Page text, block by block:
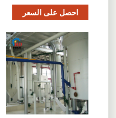
احصل على السعر